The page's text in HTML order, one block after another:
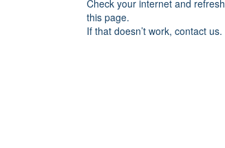
Check your internet and refresh
this page.
If that doesn’t work, contact us.